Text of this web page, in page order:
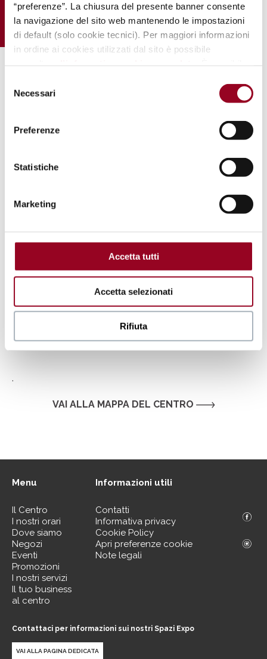
“preferenze”. La chiusura del presente banner consente
la navigazione del sito web mantenendo le impostazioni
di default (solo cookie tecnici). Per maggiori informazioni
in ordine ai cookies utilizzati dal sito è possibile
mediante il link “
delNecessari
Preferenze
Statistiche
Marketing
Accetta tutti
Accetta selezionati
Rifiuta
.
VAI ALLA MAPPA DEL CENTRO
Menu
Il Centro
I nostri orari
Dove siamo
Negozi
Eventi
Promozioni
I nostri servizi
Il tuo business
al centro
Informazioni utili
Contatti
Informativa privacy
Cookie Policy
Apri preferenze cookie
Note legali
Contattaci per informazioni sui nostri Spazi Expo
VAI ALLA PAGINA DEDICATA